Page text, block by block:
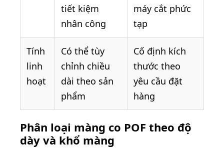
tiết kiệm
nhân công
máy cắt phức
tạp
Tính
linh
hoạt
Có thể tùy
chỉnh chiều
dài theo sản
phẩm
Cố định kích
thước theo
yêu cầu đặt
hàng
Phân loại màng co POF theo độ
dày và khổ màng